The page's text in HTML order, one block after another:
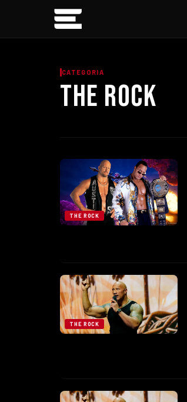
CATEGORIA
THE ROCK
THE ROCK
THE ROCK